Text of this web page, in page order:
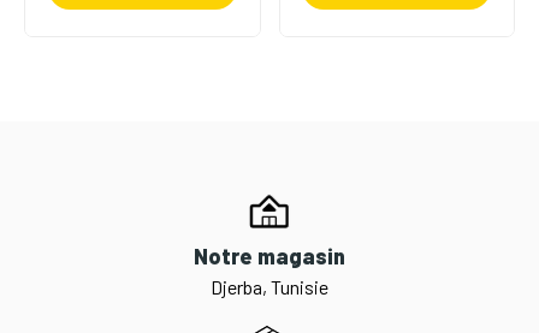
Notre magasin
Djerba, Tunisie